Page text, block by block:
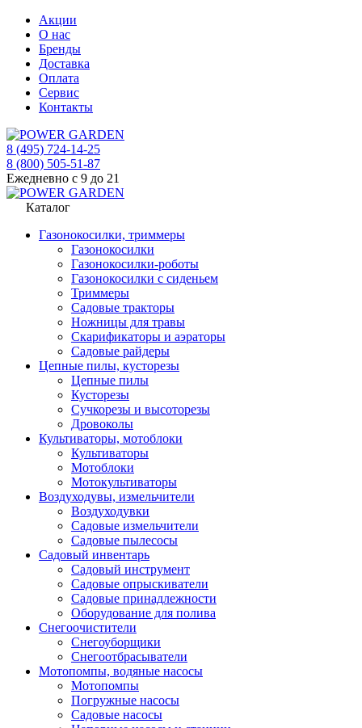
Акции
О нас
Бренды
Доставка
Оплата
Сервис
Контакты
8 (495) 724-14-25
8 (800) 505-51-87
Ежедневно с 9 до 21
Каталог
Газонокосилки, триммеры
Газонокосилки
Газонокосилки-роботы
Газонокосилки с сиденьем
Триммеры
Садовые тракторы
Ножницы для травы
Скарификаторы и аэраторы
Садовые райдеры
Цепные пилы, кусторезы
Цепные пилы
Кусторезы
Сучкорезы и высоторезы
Дровоколы
Культиваторы, мотоблоки
Культиваторы
Мотоблоки
Мотокультиваторы
Воздуходувы, измельчители
Воздуходувки
Садовые измельчители
Садовые пылесосы
Садовый инвентарь
Садовый инструмент
Садовые опрыскиватели
Садовые принадлежности
Оборудование для полива
Снегоочистители
Снегоуборщики
Снегоотбрасыватели
Мотопомпы, водяные насосы
Мотопомпы
Погружные насосы
Садовые насосы